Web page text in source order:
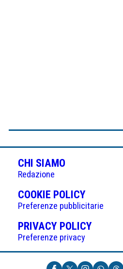
CHI SIAMO
Redazione
COOKIE POLICY(APRE
IN
UNA
NUOVA
Preferenze pubblicitarie
PRIVACY POLICY(APRE
UNA
NUOVA
Preferenze privacy